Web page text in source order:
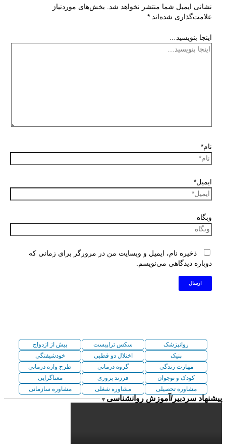
نشانی ایمیل شما منتشر نخواهد شد. بخش‌های موردنیاز
علامت‌گذاری شده‌اند *
اینجا بنویسید…
نام*
ایمیل*
وبگاه
ذخیره نام، ایمیل و وبسایت من در مرورگر برای زمانی که
دوباره دیدگاهی می‌نویسم.
روانپزشک سکس تراپیست
پیش از ازدواج
پنیک
اختلال دو قطبی
خودشیفتگی
مهارت زندگی
گروه درمانی
طرح واره درمانی
کودک و نوجوان
فرزند پروری
معناگرایی
مشاوره تحصیلی
مشاوره شغلی مشاوره سازمانی
پیشنهاد سردبیر/آموزش روانشناسی ▼